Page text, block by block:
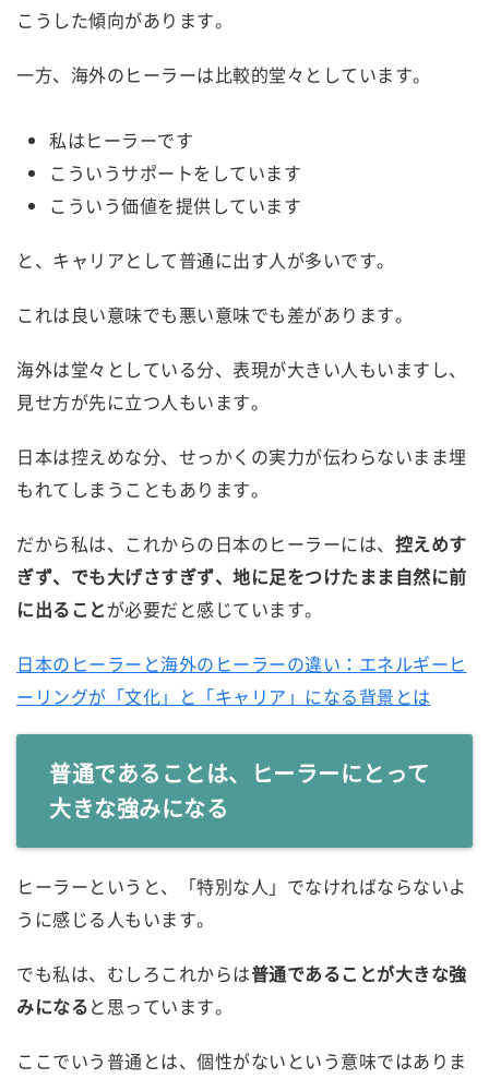
こうした傾向があります。
一方、海外のヒーラーは比較的堂々としています。
私はヒーラーです
こういうサポートをしています
こういう価値を提供しています
と、キャリアとして普通に出す人が多いです。
これは良い意味でも悪い意味でも差があります。
海外は堂々としている分、表現が大きい人もいますし、
見せ方が先に立つ人もいます。
日本は控えめな分、せっかくの実力が伝わらないまま埋
もれてしまうこともあります。
だから私は、これからの日本のヒーラーには、 控えめす
ぎず、でも大げさすぎず、地に足をつけたまま自然に前
に出ることが必要だと感じています。
日本のヒーラーと海外のヒーラーの違い：エネルギーヒ
ーリングが「文化」と「キャリア」になる背景とは
普通であることは、ヒーラーにとって
大きな強みになる
ヒーラーというと、「特別な人」でなければならないよ
うに感じる人もいます。
でも私は、むしろこれからは普通であることが大きな強
みになると思っています。
ここでいう普通とは、個性がないという意味ではありま